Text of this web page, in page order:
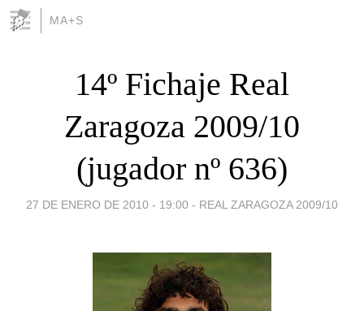
MA+S
14º Fichaje Real
Zaragoza 2009/10
(jugador nº 636)
27 DE ENERO DE 2010 - 19:00 - REAL ZARAGOZA 2009/10